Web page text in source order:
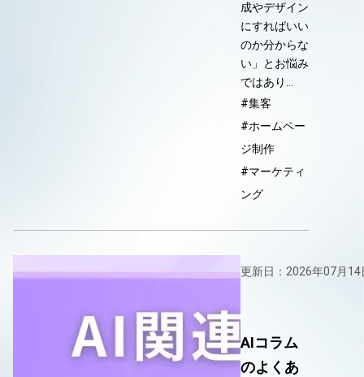
成やデザイン
にすればいい
のか分からな
い」とお悩み
ではあり…
#集客
#ホームペー
ジ制作
#マーケティ
ング
更新日：2026年07月14
AIコラム
のよくあ